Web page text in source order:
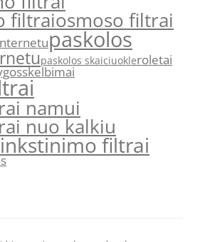
filtraiosmoso filtrai
paskolos
paskolos skaiciuokleroletai
skelbimai
namui
nuo kalkiu
filtrai